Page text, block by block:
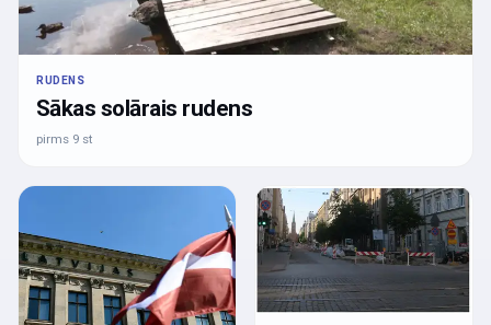
RUDENS
Sākas solārais rudens
pirms 9 st